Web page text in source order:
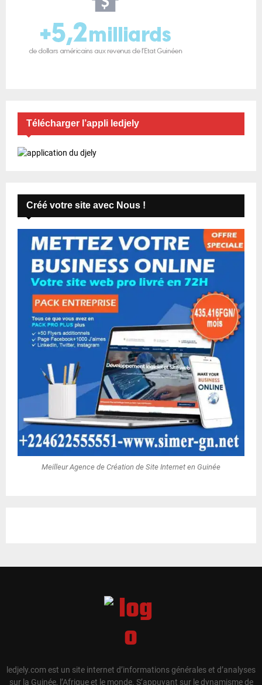
Télécharger l’appli ledjely
Créé votre site avec Nous !
Meilleur Agence de Création de Site Internet en Guinée
ledjely.com est un site internet d’informations générales et d’analyses
sur la Guinée, l’Afrique et le monde. S’appuyant sur le dynamisme de